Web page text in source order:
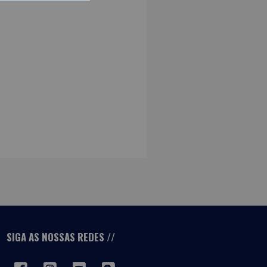
SIGA AS NOSSAS REDES